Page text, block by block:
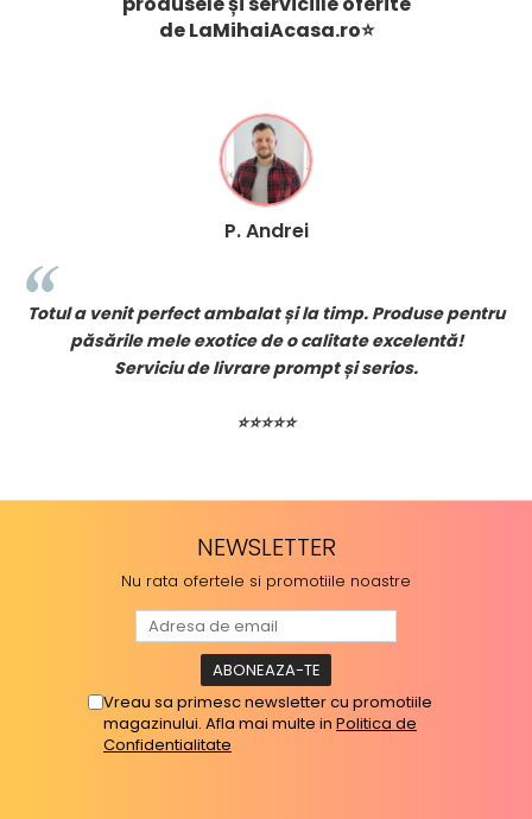
deLaMihaiAcasa.ro⭐
pentru
D. Valentin
Comand des pentru animalele din fermă –
durabile, livrare rapidă și echipă foarte
Recomand 100% LaMihaiAcasa.ro!
NEWSLETTER
Nu rata ofertele si promotiile noastre
Vreau sa primesc newsletter cu promotiile
magazinului. Afla mai multe in Politica de
Confidentialitate